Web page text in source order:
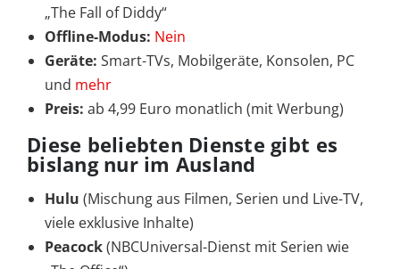
„The Fall of Diddy“
Offline-Modus: Nein
Geräte: Smart-TVs, Mobilgeräte, Konsolen, PC
und mehr
Preis: ab 4,99 Euro monatlich (mit Werbung)
Diese beliebten Dienste gibt es
bislang nur im Ausland
Hulu (Mischung aus Filmen, Serien und Live-TV,
viele exklusive Inhalte)
Peacock(NBCUniversal-Dienst mit Serien wie